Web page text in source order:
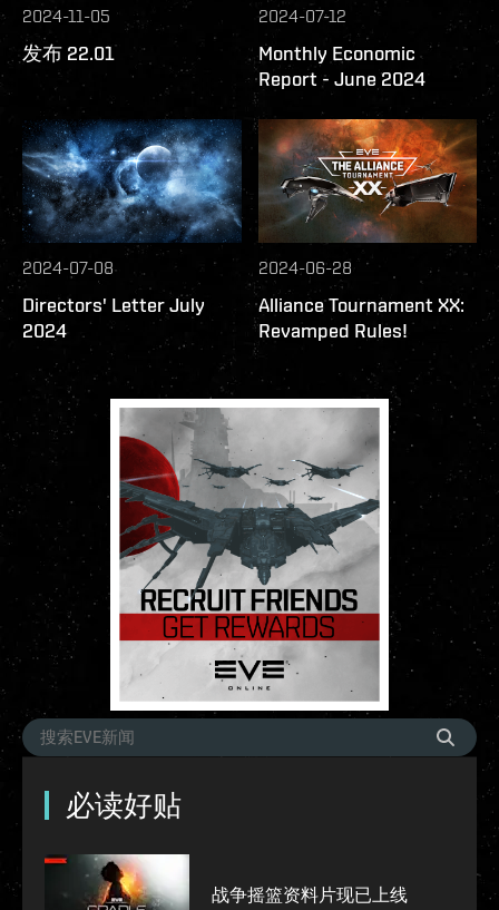
2024-11-05
发布 22.01
2024-07-12
Monthly Economic
Report - June 2024
2024-07-08
Directors' Letter July
2024
2024-06-28
Alliance Tournament XX:
Revamped Rules!
必读好贴
战争摇篮资料片现已上线